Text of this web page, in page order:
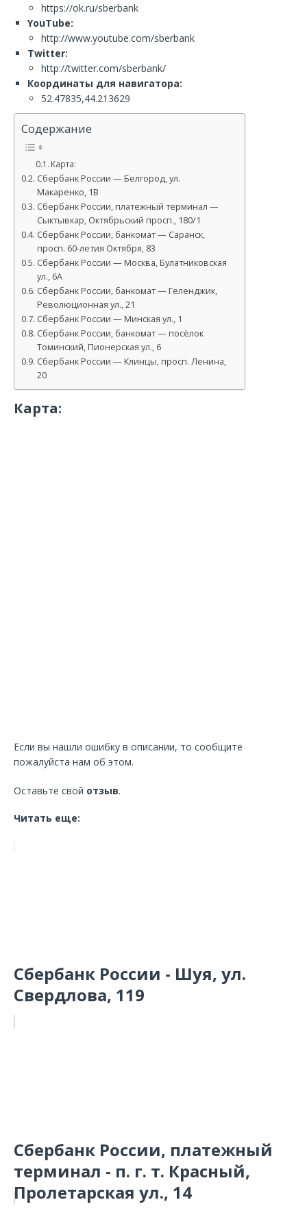
https://ok.ru/sberbank
YouTube:
http://www.youtube.com/sberbank
Twitter:
http://twitter.com/sberbank/
Координаты для навигатора:
52.47835,44.213629
Содержание
Карта:
Сбербанк России — Белгород, ул.
Макаренко, 1В
Сбербанк России, платежный терминал —
Сыктывкар, Октябрьский просп., 180/1
Сбербанк России, банкомат — Саранск,
просп. 60-летия Октября, 83
Сбербанк России — Москва, Булатниковская
ул., 6А
Сбербанк России, банкомат — Геленджик,
Революционная ул., 21
Сбербанк России — Минская ул., 1
Сбербанк России, банкомат — посёлок
Томинский, Пионерская ул., 6
Сбербанк России — Клинцы, просп. Ленина,
20
Карта:
Если вы нашли ошибку в описании, то сообщите
пожалуйста нам об этом.
Оставьте свой отзыв.
Читать еще:
Сбербанк России - Шуя, ул.
Свердлова, 119
Сбербанк России, платежный
терминал - п. г. т. Красный,
Пролетарская ул., 14